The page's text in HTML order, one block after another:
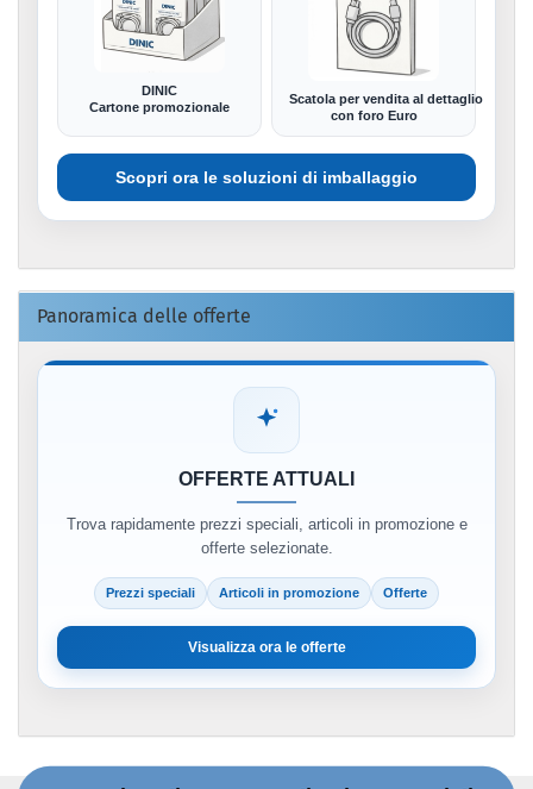
DINIC
Cartone promozionale
Scatola per vendita al dettaglio
con foro Euro
Scopri ora le soluzioni di imballaggio
Panoramica delle offerte
OFFERTE ATTUALI
Trova rapidamente prezzi speciali, articoli in promozione e
offerte selezionate.
Prezzi speciali Articoli in promozione Offerte
Visualizza ora le offerte